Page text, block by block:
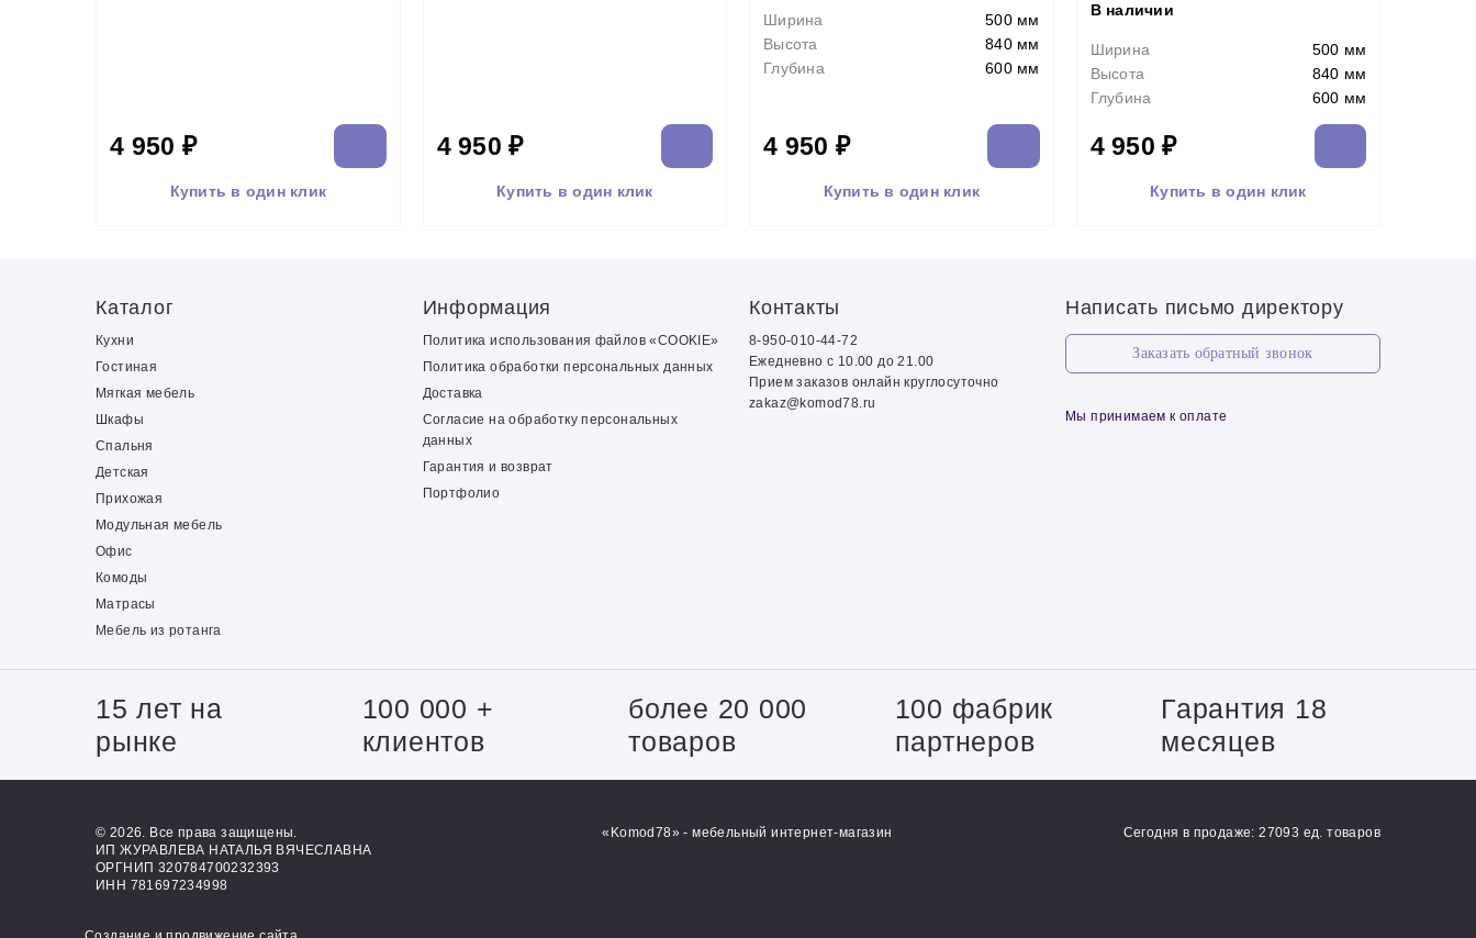
4 950 ₽
Купить в один клик
4 950 ₽
Купить в один клик
Ширина
500 мм
Высота
840 мм
Глубина
600 мм
4 950 ₽
Купить в один клик
В наличии
Ширина
500 мм
Высота
840 мм
Глубина
600 мм
4 950 ₽
Купить в один клик
Каталог
Кухни
Гостиная
Мягкая мебель
Шкафы
Спальня
Детская
Прихожая
Модульная мебель
Офис
Комоды
Матрасы
Мебель из ротанга
Информация
Политика использования файлов «COOKIE»
Политика обработки персональных данных
Доставка
Согласие на обработку персональных
данных
Гарантия и возврат
Портфолио
Контакты
8-950-010-44-72
Ежедневно с 10.00 до 21.00
Прием заказов онлайн круглосуточно
zakaz@komod78.ru
Написать письмо директору
Заказать обратный звонок
Мы принимаем к оплате
15 лет на
рынке
100 000 +
клиентов
более 20 000
товаров
100 фабрик
партнеров
Гарантия 18
месяцев
© 2026. Все права защищены.
ИП ЖУРАВЛЕВА НАТАЛЬЯ ВЯЧЕСЛАВНА
ОРГНИП 320784700232393
ИНН 781697234998
«Komod78» - мебельный интернет-магазин Сегодня в продаже: 27093 ед. товаров